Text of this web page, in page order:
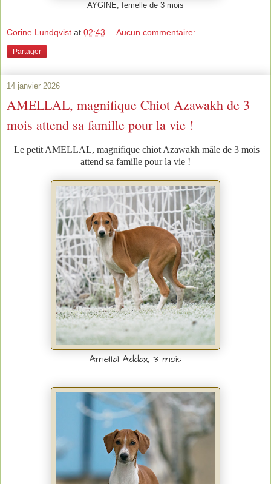
AYGINE, femelle de 3 mois
Corine Lundqvist at 02:43 Aucun commentaire:
Partager
14 janvier 2026
AMELLAL, magnifique Chiot Azawakh de 3
mois attend sa famille pour la vie !
Le petit AMELLAL, magnifique chiot Azawakh mâle de 3 mois
attend sa famille pour la vie !
Amellal Addax, 3 mois